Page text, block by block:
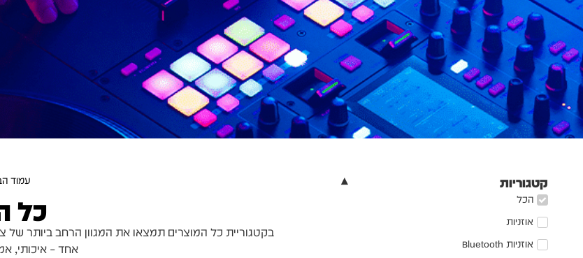
קטגוריות
הכל
אוזניות
אוזניות Bluetooth
עמוד
כל
בקטגוריית כל המוצרים תמצאו את המגוון הרחב ביותר של
אחד – איכותי,